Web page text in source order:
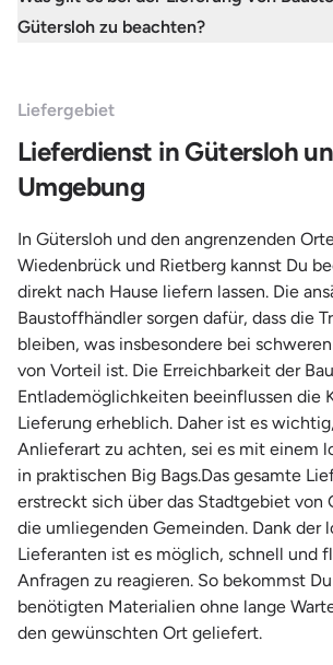
Gütersloh zu beachten?
Liefergebiet
Lieferdienst in Gütersloh
Umgebung
In Gütersloh und den angrenzenden
Wiedenbrück und Rietberg kannst Du
direkt nach Hause liefern lassen. Die
Baustoffhändler sorgen dafür, dass die
bleiben, was insbesondere bei
von Vorteil ist. Die Erreichbarkeit der
Entlademöglichkeiten beeinflussen die
Lieferung erheblich. Daher ist es
Anlieferart zu achten, sei es mit einem
in praktischen Big Bags.Das gesamte
erstreckt sich über das Stadtgebiet von
die umliegenden Gemeinden. Dank der
Lieferanten ist es möglich, schnell und
Anfragen zu reagieren. So bekommst
benötigten Materialien ohne lange
den gewünschten Ort geliefert.